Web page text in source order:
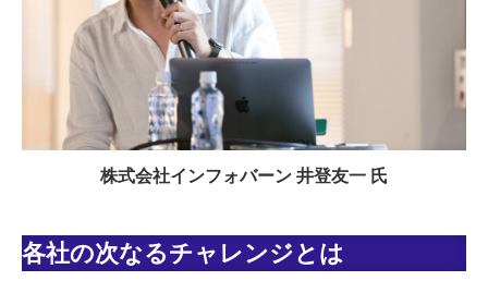
株式会社インフォバーン 井登友一 氏
各社の次なるチャレンジとは